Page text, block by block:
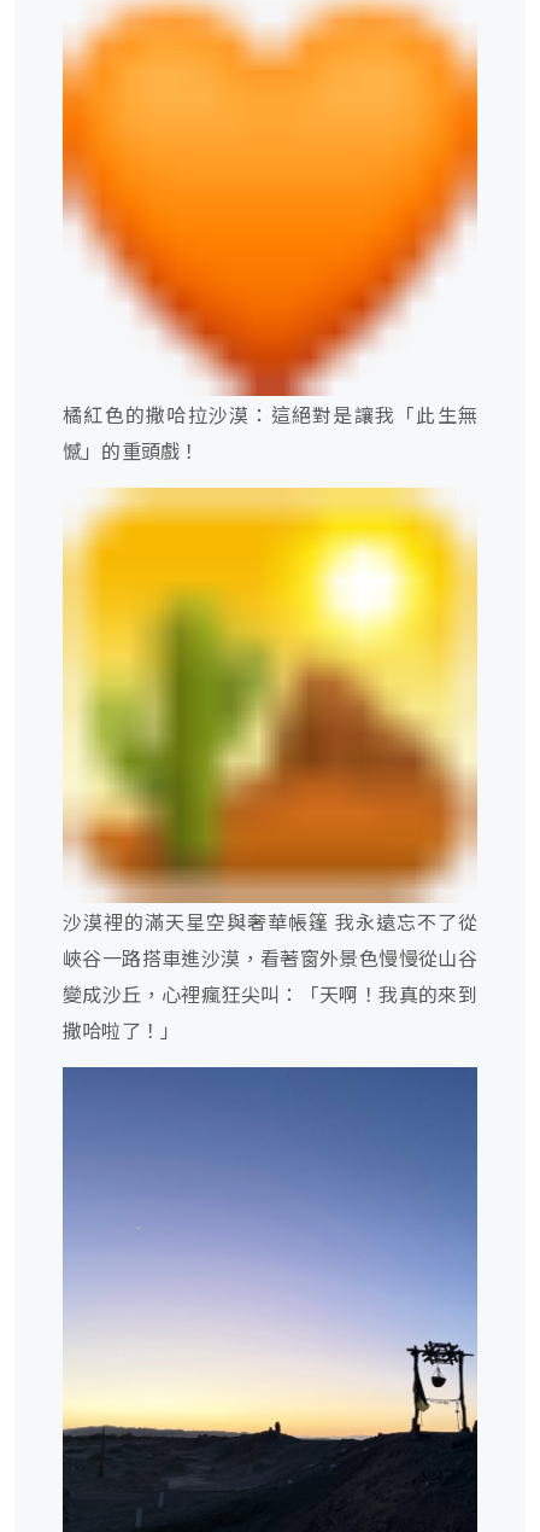
橘紅色的撒哈拉沙漠：這絕對是讓我「此生無
憾」的重頭戲！
沙漠裡的滿天星空與奢華帳篷 我永遠忘不了從
峽谷一路搭車進沙漠，看著窗外景色慢慢從山谷
變成沙丘，心裡瘋狂尖叫：「天啊！我真的來到
撒哈啦了！」